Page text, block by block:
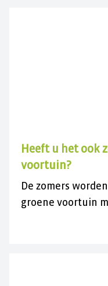
Heeft u het ook
voortuin?
De zomers
groene voortuin